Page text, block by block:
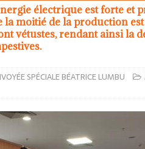
électrique est forte et
moitié de la production est
vétustes, rendant ainsi la
SPÉCIALE BÉATRICE LUMBU